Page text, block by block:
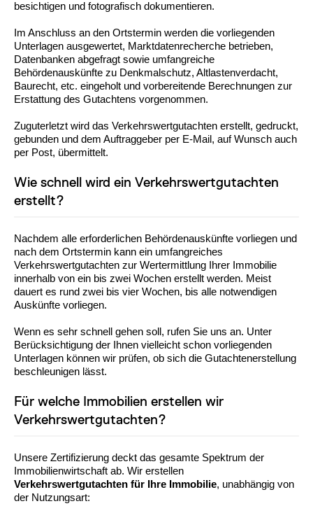
besichtigen und fotografisch dokumentieren.
Im Anschluss an den Ortstermin werden die vorliegenden
Unterlagen ausgewertet, Marktdatenrecherche betrieben,
Datenbanken abgefragt sowie umfangreiche
Behördenauskünfte zu Denkmalschutz, Altlastenverdacht,
Baurecht, etc. eingeholt und vorbereitende Berechnungen zur
Erstattung des Gutachtens vorgenommen.
Zuguterletzt wird das Verkehrswertgutachten erstellt, gedruckt,
gebunden und dem Auftraggeber per E-Mail, auf Wunsch auch
per Post, übermittelt.
Wie schnell wird ein Verkehrswertgutachten
erstellt?
Nachdem alle erforderlichen Behördenauskünfte vorliegen und
nach dem Ortstermin kann ein umfangreiches
Verkehrswertgutachten zur Wertermittlung Ihrer Immobilie
innerhalb von ein bis zwei Wochen erstellt werden. Meist
dauert es rund zwei bis vier Wochen, bis alle notwendigen
Auskünfte vorliegen.
Wenn es sehr schnell gehen soll, rufen Sie uns an. Unter
Berücksichtigung der Ihnen vielleicht schon vorliegenden
Unterlagen können wir prüfen, ob sich die Gutachtenerstellung
beschleunigen lässt.
Für welche Immobilien erstellen wir
Verkehrswertgutachten?
Unsere Zertifizierung deckt das gesamte Spektrum der
Immobilienwirtschaft ab. Wir erstellen
Verkehrswertgutachten für Ihre Immobilie, unabhängig von
der Nutzungsart: